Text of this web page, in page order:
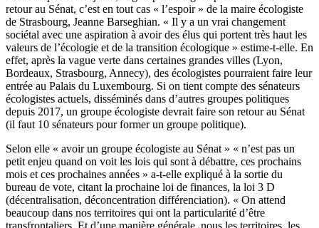
retour au Sénat, c’est en tout cas « l’espoir » de la maire écologiste
de Strasbourg, Jeanne Barseghian. « Il y a un vrai changement
sociétal avec une aspiration à avoir des élus qui portent très haut les
valeurs de l’écologie et de la transition écologique » estime-t-elle. En
effet, après la vague verte dans certaines grandes villes (Lyon,
Bordeaux, Strasbourg, Annecy), des écologistes pourraient faire leur
entrée au Palais du Luxembourg. Si on tient compte des sénateurs
écologistes actuels, disséminés dans d’autres groupes politiques
depuis 2017, un groupe écologiste devrait faire son retour au Sénat
(il faut 10 sénateurs pour former un groupe politique).
Selon elle « avoir un groupe écologiste au Sénat » « n’est pas un
petit enjeu quand on voit les lois qui sont à débattre, ces prochains
mois et ces prochaines années » a-t-elle expliqué à la sortie du
bureau de vote, citant la prochaine loi de finances, la loi 3 D
(décentralisation, déconcentration différenciation). « On attend
beaucoup dans nos territoires qui ont la particularité d’être
transfrontaliers. Et d’une manière générale, nous les territoires, les